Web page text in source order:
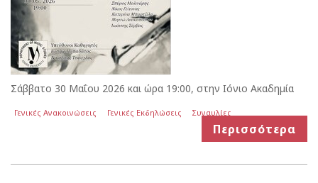
Σάββατο 30 Μαΐου 2026 και ώρα 19:00, στην Ιόνιο Ακαδημία
Γενικές Ανακοινώσεις Γενικές Εκδηλώσεις Συναυλίες
Περισσότερα